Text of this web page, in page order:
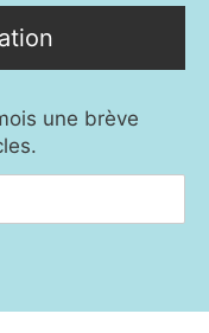
une brève